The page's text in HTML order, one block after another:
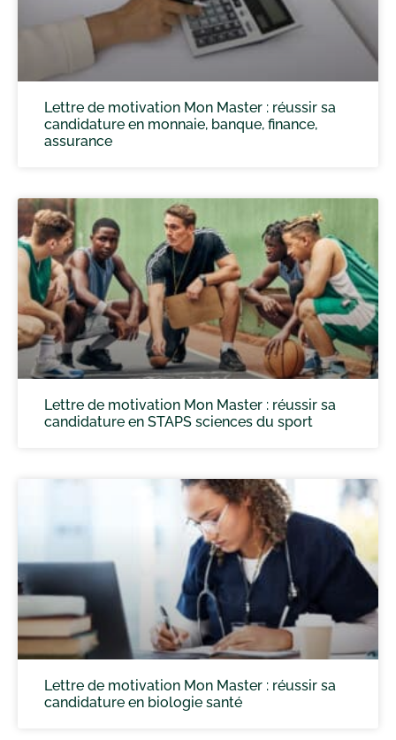
Lettre de motivation Mon Master : réussir sa
candidature en monnaie, banque, finance,
assurance
Lettre de motivation Mon Master : réussir sa
candidature en STAPS sciences du sport
Lettre de motivation Mon Master : réussir sa
candidature en biologie santé